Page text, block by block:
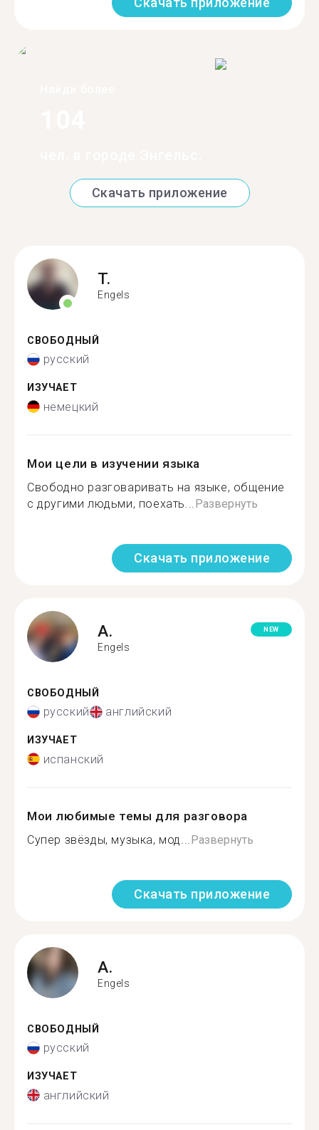
Скачать приложение
T.
Engels
СВОБОДНЫЙ
русский
ИЗУЧАЕТ
немецкий
Мои цели в изучении языка
Свободно разговаривать на языке, общение
с другими людьми, поехать... Развернуть
Скачать приложение
A.
Engels
NEW
СВОБОДНЫЙ
русский английский
ИЗУЧАЕТ
испанский
Мои любимые темы для разговора
Супер звёзды, музыка, мод... Развернуть
Скачать приложение
A.
Engels
СВОБОДНЫЙ
русский
ИЗУЧАЕТ
английский